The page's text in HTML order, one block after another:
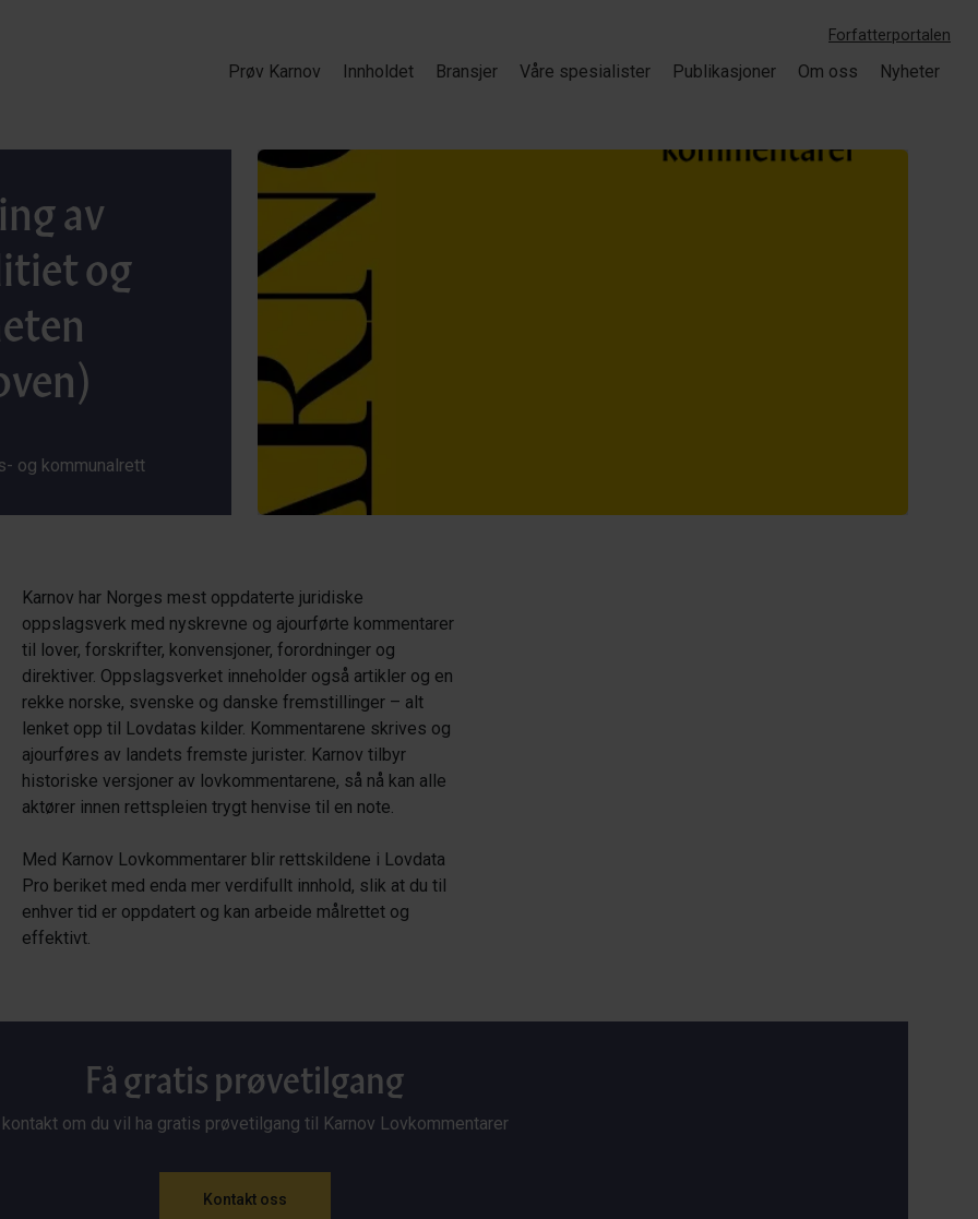
Forfatterportalen
Prøv Karnov Innholdet Bransjer Våre spesialister Publikasjoner Om oss Nyheter
av
og
Karnov har Norges mest oppdaterte juridiske
oppslagsverk med nyskrevne og ajourførte kommentarer
til lover, forskrifter, konvensjoner, forordninger og
direktiver. Oppslagsverket inneholder også artikler og en
rekke norske, svenske og danske fremstillinger – alt
lenket opp til Lovdatas kilder. Kommentarene skrives og
ajourføres av landets fremste jurister. Karnov tilbyr
historiske versjoner av lovkommentarene, så nå kan alle
aktører innen rettspleien trygt henvise til en note.
Med Karnov Lovkommentarer blir rettskildene i Lovdata
Pro beriket med enda mer verdifullt innhold, slik at du til
enhver tid er oppdatert og kan arbeide målrettet og
effektivt.
Få gratis prøvetilgang
kontakt om du vil ha gratis prøvetilgang til Karnov Lovkommentarer
Kontakt oss